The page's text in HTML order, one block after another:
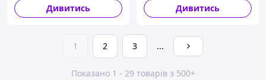
Дивитись Дивитись
1 2 3 ...
Показано 1 - 29 товарів з 500+